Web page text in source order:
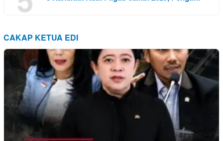
CAKAP KETUA EDI